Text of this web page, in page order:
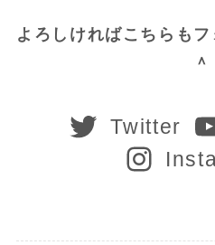
よろしければこちらも
＾
Twitter